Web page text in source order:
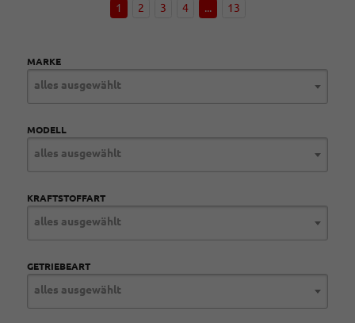
1 2 3 4 ... 13
MARKE
alles ausgewählt
MODELL
alles ausgewählt
KRAFTSTOFFART
alles ausgewählt
GETRIEBEART
alles ausgewählt